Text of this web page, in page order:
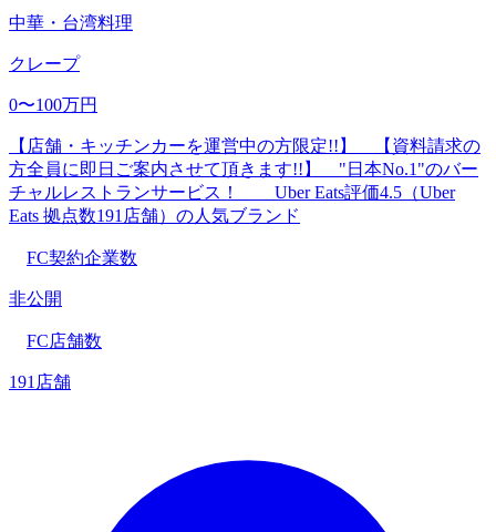
中華・台湾料理
クレープ
0〜100万円
【店舗・キッチンカーを運営中の方限定!!】 【資料請求の
方全員に即日ご案内させて頂きます!!】 "日本No.1"のバー
チャルレストランサービス！ Uber Eats評価4.5（Uber
Eats 拠点数191店舗）の人気ブランド
FC契約企業数
非公開
FC店舗数
191店舗